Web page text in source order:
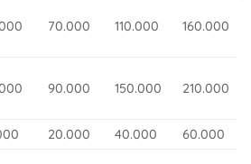
70.000 110.000 160.000
90.000 150.000 210.000
20.000 40.000 60.000